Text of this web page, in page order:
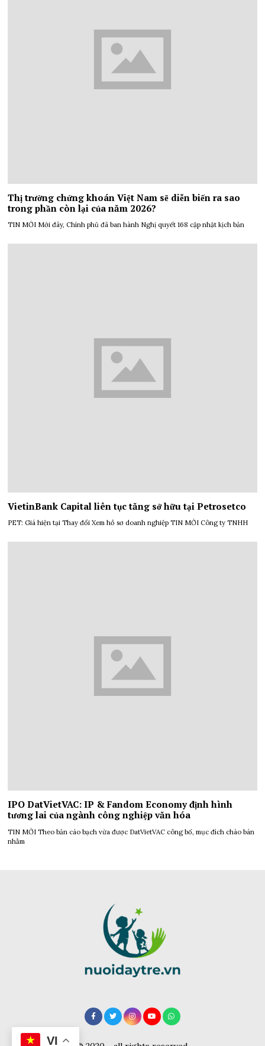
Thị trường chứng khoán Việt Nam sẽ diễn biến ra sao
trong phần còn lại của năm 2026?
TIN MỚI Mới đây, Chính phủ đã ban hành Nghị quyết 168 cập nhật kịch bản
VietinBank Capital liên tục tăng sở hữu tại Petrosetco
PET: Giá hiện tại Thay đổi Xem hồ sơ doanh nghiệp TIN MỚI Công ty TNHH
IPO DatVietVAC: IP & Fandom Economy định hình
tương lai của ngành công nghiệp văn hóa
TIN MỚI Theo bản cáo bạch vừa được DatVietVAC công bố, mục đích chào bán
nhằm
VI